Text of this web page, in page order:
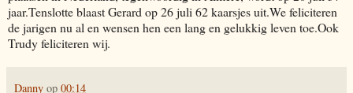
jaar.Tenslotte blaast Gerard op 26 juli 62 kaarsjes uit.We feliciteren
de jarigen nu al en wensen hen een lang en gelukkig leven toe.Ook
Trudy feliciteren wij.
Danny op 00:14